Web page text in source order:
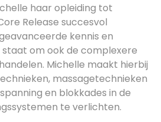
haar opleiding tot
Release succesvol
kennis en
staat om ook de complexere
Michelle maakt hierbij
massagetechnieken
en blokkades in de
te verlichten.